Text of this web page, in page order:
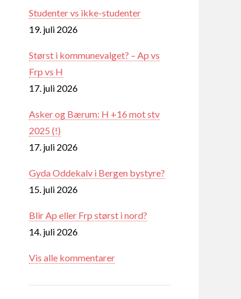
Studenter vs ikke-studenter
19. juli 2026
Størst i kommunevalget? – Ap vs
Frp vs H
17. juli 2026
Asker og Bærum: H +16 mot stv
2025 (!)
17. juli 2026
Gyda Oddekalv i Bergen bystyre?
15. juli 2026
Blir Ap eller Frp størst i nord?
14. juli 2026
Vis alle kommentarer